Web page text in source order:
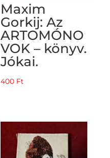
Maxim
Gorkij: Az
ARTOMÓNO
VOK – könyv.
Jókai.
400 Ft